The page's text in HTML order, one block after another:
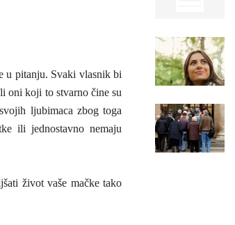
u pitanju. Svaki vlasnik bi
oni koji to stvarno čine su
ljubimaca zbog toga
ili jednostavno nemaju
život vaše mačke tako